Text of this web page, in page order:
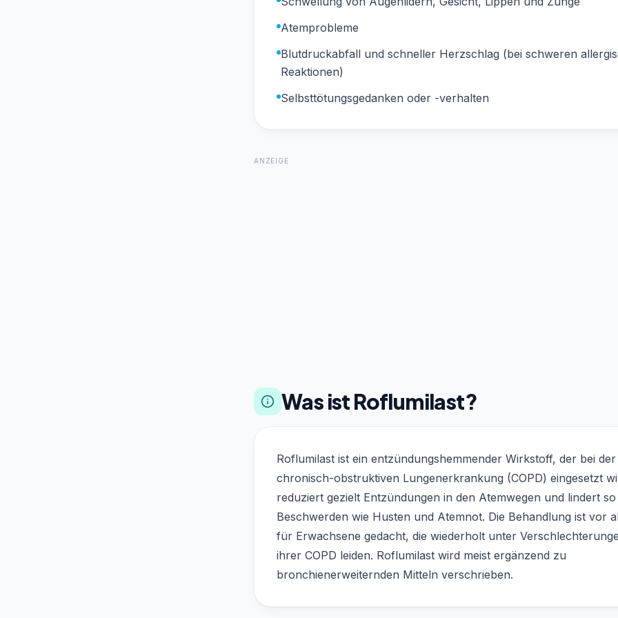
Atemprobleme
Blutdruckabfall und schneller Herzschlag (bei schweren
Reaktionen)
Selbsttötungsgedanken oder -verhalten
ANZEIGE
Was ist Roflumilast?
Roflumilast ist ein entzündungshemmender Wirkstoff, der bei der
chronisch-obstruktiven Lungenerkrankung (COPD) eingesetzt
reduziert gezielt Entzündungen in den Atemwegen und lindert so
Beschwerden wie Husten und Atemnot. Die Behandlung ist vor
für Erwachsene gedacht, die wiederholt unter
ihrer COPD leiden. Roflumilast wird meist ergänzend zu
bronchienerweiternden Mitteln verschrieben.